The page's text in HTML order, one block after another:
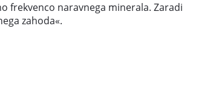
frekvenco naravnega minerala. Zaradi
zahoda«.